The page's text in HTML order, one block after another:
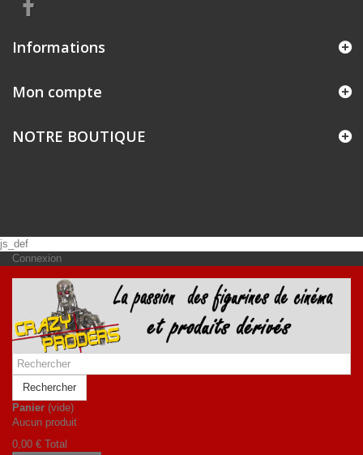
Informations
Mon compte
NOTRE BOUTIQUE
js_def
Connexion
Rechercher
Panier (vide)
Aucun produit
0,00 € Total